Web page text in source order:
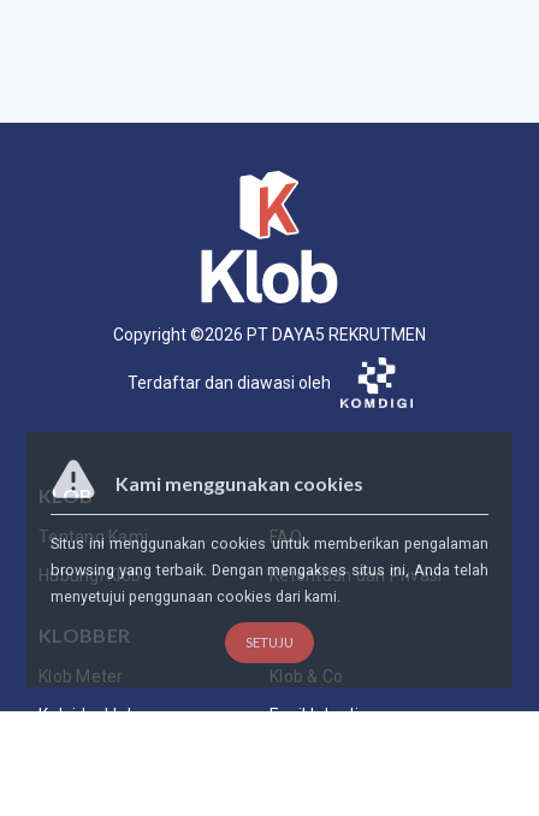
Copyright ©2026 PT DAYA5 REKRUTMEN
Terdaftar dan diawasi oleh
KLOB
Tentang Kami
FAQ
Hubungi Klob
Ketentuan dan Privasi
KLOBBER
Klob Meter
Klob & Co
Kaleidosklob
Ensiklobedia
Kami menggunakan cookies
Situs ini menggunakan cookies untuk memberikan pengalaman
browsing yang terbaik. Dengan mengakses situs ini, Anda telah
menyetujui penggunaan cookies dari kami.
SETUJU